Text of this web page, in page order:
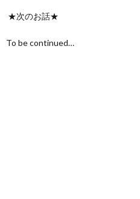
★次のお話★
To be continued…